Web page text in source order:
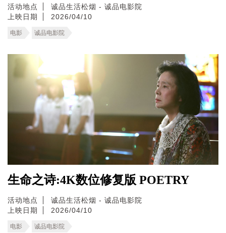
活动地点
诚品生活松烟 - 诚品电影院
上映日期
2026/04/10
电影 诚品电影院
生命之诗:4K数位修复版 POETRY
活动地点
诚品生活松烟 - 诚品电影院
上映日期
2026/04/10
电影 诚品电影院